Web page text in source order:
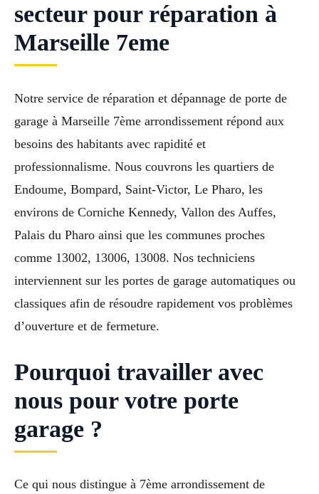
secteur pour réparation à
Marseille 7eme
Notre service de réparation et dépannage de porte de
garage à Marseille 7ème arrondissement répond aux
besoins des habitants avec rapidité et
professionnalisme. Nous couvrons les quartiers de
Endoume, Bompard, Saint-Victor, Le Pharo, les
environs de Corniche Kennedy, Vallon des Auffes,
Palais du Pharo ainsi que les communes proches
comme 13002, 13006, 13008. Nos techniciens
interviennent sur les portes de garage automatiques ou
classiques afin de résoudre rapidement vos problèmes
d’ouverture et de fermeture.
Pourquoi travailler avec
nous pour votre porte
garage ?
Ce qui nous distingue à 7ème arrondissement de